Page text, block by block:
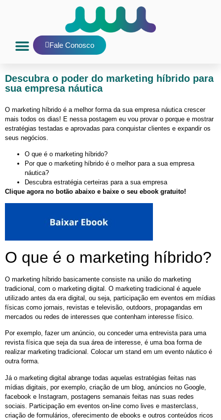
Fale Conosco
Descubra o poder do marketing híbrido para
sua empresa náutica
O marketing híbrido é a melhor forma da sua empresa náutica crescer
mais todos os dias! E nessa postagem eu vou provar o porque e mostrar
estratégias testadas e aprovadas para conquistar clientes e expandir os
seus negócios.
O que é o marketing híbrido?
Por que o marketing híbrido é o melhor para a sua empresa
náutica?
Descubra estratégia certeiras para a sua empresa
Clique agora no botão abaixo e baixe o seu ebook gratuito!
O que é o marketing híbrido?
O marketing híbrido basicamente consiste na união do marketing
tradicional, com o marketing digital. O marketing tradicional é aquele
utilizado antes da era digital, ou seja, participação em eventos em mídias
físicas como jornais, revistas e televisão, outdoors, propagandas em
mercados ou redes de interesses que contenham interesse físico.
Por exemplo, fazer um anúncio, ou conceder uma entrevista para uma
revista física que seja da sua área de interesse, é uma boa forma de
realizar marketing tradicional. Colocar um stand em um evento náutico é
outra forma.
Já o marketing digital abrange todas aquelas estratégias feitas nas
mídias digitais, por exemplo, criação de um blog, anúncios no Google,
facebook e Instagram, postagens semanais feitas nas suas redes
sociais. Participação em eventos on-line como lives e masterclass,
criação de formulários, oferecimento de ebooks e outros conteúdos ricos